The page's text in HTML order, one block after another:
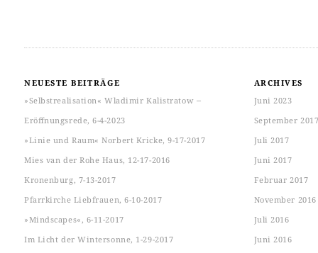
NEUESTE BEITRÄGE
»Selbstrealisation« Wladimir Kalistratow ‒
Eröffnungsrede, 6-4-2023
»Linie und Raum« Norbert Kricke, 9-17-2017
Mies van der Rohe Haus, 12-17-2016
Kronenburg, 7-13-2017
Pfarrkirche Liebfrauen, 6-10-2017
»Mindscapes«, 6-11-2017
Im Licht der Wintersonne, 1-29-2017
ARCHIVES
Juni 2023
September
Juli 2017
Juni 2017
Februar 2017
November 2016
Juli 2016
Juni 2016